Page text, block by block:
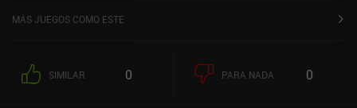
MÁS JUEGOS COMO ESTE
SIMILAR 0 PARA NADA 0